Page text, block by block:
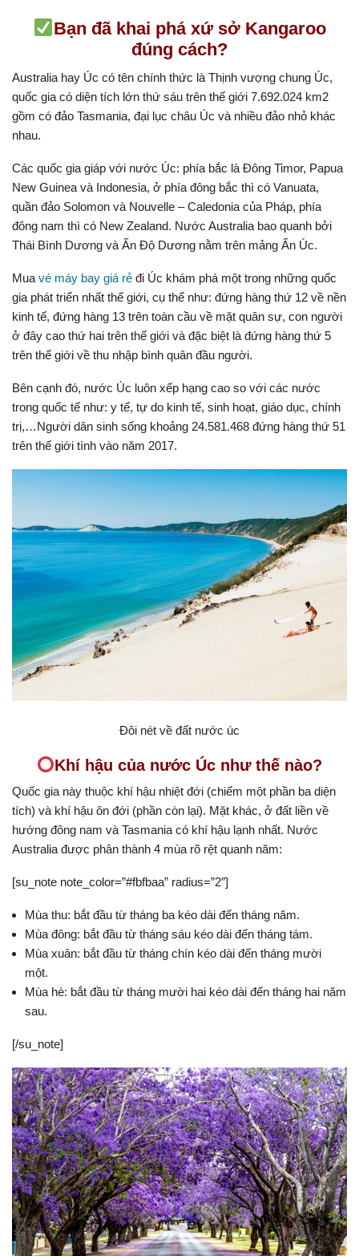
Bạn đã khai phá xứ sở Kangaroo
đúng cách?
Australia hay Úc có tên chính thức là Thịnh vượng chung Úc,
quốc gia có diện tích lớn thứ sáu trên thế giới 7.692.024 km2
gồm có đảo Tasmania, đại lục châu Úc và nhiều đảo nhỏ khác
nhau.
Các quốc gia giáp với nước Úc: phía bắc là Đông Timor, Papua
New Guinea và Indonesia, ở phía đông bắc thì có Vanuata,
quần đảo Solomon và Nouvelle – Caledonia của Pháp, phía
đông nam thì có New Zealand. Nước Australia bao quanh bởi
Thái Bình Dương và Ấn Độ Dương nằm trên mảng Ấn Úc.
Mua vé máy bay giá rẻ đi Úc khám phá một trong những quốc
gia phát triển nhất thế giới, cụ thể như: đứng hàng thứ 12 về nền
kinh tế, đứng hàng 13 trên toàn cầu về mặt quân sự, con người
ở đây cao thứ hai trên thế giới và đặc biệt là đứng hàng thứ 5
trên thế giới về thu nhập bình quân đầu người.
Bên cạnh đó, nước Úc luôn xếp hạng cao so với các nước
trong quốc tế như: y tế, tự do kinh tế, sinh hoạt, giáo dục, chính
trị,…Người dân sinh sống khoảng 24.581.468 đứng hàng thứ 51
trên thế giới tính vào năm 2017.
Đôi nét về đất nước úc
Khí hậu của nước Úc như thế nào?
Quốc gia này thuộc khí hậu nhiệt đới (chiếm một phần ba diện
tích) và khí hậu ôn đới (phần còn lại). Mặt khác, ở đất liền về
hướng đông nam và Tasmania có khí hậu lạnh nhất. Nước
Australia được phân thành 4 mùa rõ rệt quanh năm:
[su_note note_color=”#fbfbaa” radius=”2″]
Mùa thu: bắt đầu từ tháng ba kéo dài đến tháng năm.
Mùa đông: bắt đầu từ tháng sáu kéo dài đến tháng tám.
Mùa xuân: bắt đầu từ tháng chín kéo dài đến tháng mười
một.
Mùa hè: bắt đầu từ tháng mười hai kéo dài đến tháng hai năm
sau.
[/su_note]